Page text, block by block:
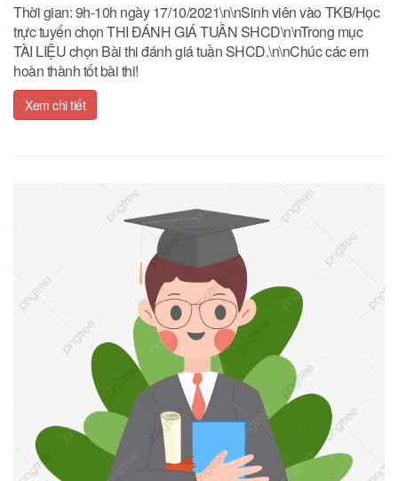
Thời gian: 9h-10h ngày 17/10/2021\n\nSinh viên vào TKB/Học
trực tuyến chọn THI ĐÁNH GIÁ TUẦN SHCD\n\nTrong mục
TÀI LIỆU chọn Bài thi đánh giá tuần SHCD.\n\nChúc các em
hoàn thành tốt bài thi!
Xem chi tiết